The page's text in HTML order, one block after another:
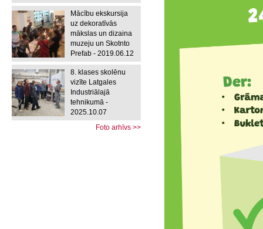
Mācību ekskursija
uz dekoratīvās
mākslas un dizaina
muzeju un Skotnto
Prefab - 2019.06.12
8. klases skolēnu
vizīte Latgales
Industriālajā
tehnikumā -
2025.10.07
Foto arhīvs >>